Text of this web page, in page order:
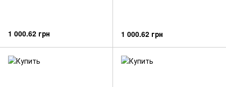
1 000.62 грн 1 000.62 грн